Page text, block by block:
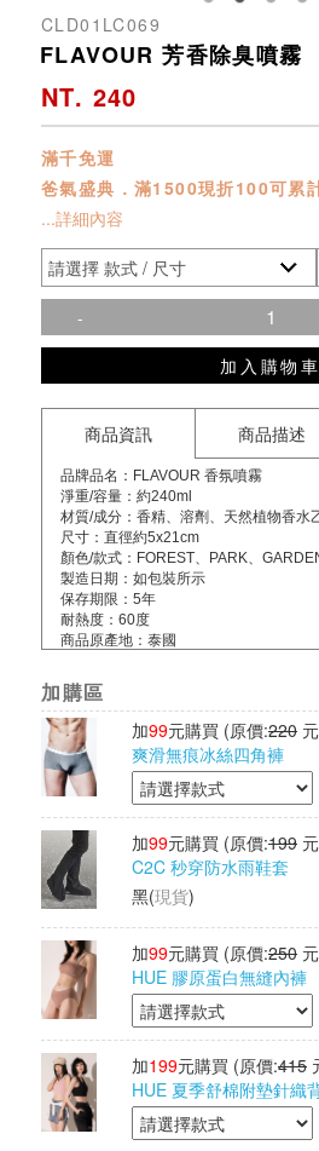
CLD01LC069
FLAVOUR 芳香除臭噴霧
NT. 240
滿千免運
爸氣盛典．滿1500現折100可累
...詳細內容
-
加入購物車
商品資訊 商品描述
品牌品名：FLAVOUR 香氛噴霧
淨重/容量：約240ml
材質/成分：香精、溶劑、天然植物香水
尺寸：直徑約5x21cm
顏色/款式：FOREST、PARK、
製造日期：如包裝所示
保存期限：5年
耐熱度：60度
商品原產地：泰國
加購區
加99元購買 (原價:220
爽滑無痕冰絲四角褲
加99元購買 (原價:199
C2C 秒穿防水雨鞋套
黑(現貨)
加99元購買 (原價:250
HUE 膠原蛋白無縫內褲
加199元購買 (原價:415
HUE 夏季舒棉附墊針織